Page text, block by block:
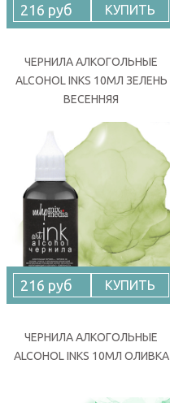
216 руб КУПИТЬ
ЧЕРНИЛА АЛКОГОЛЬНЫЕ
ALCOHOL INKS 10МЛ ЗЕЛЕНЬ
ВЕСЕННЯЯ
216 руб КУПИТЬ
ЧЕРНИЛА АЛКОГОЛЬНЫЕ
ALCOHOL INKS 10МЛ ОЛИВКА